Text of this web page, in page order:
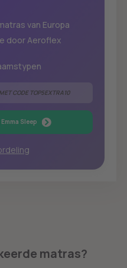
van Europa
door Aeroflex
CODE TOP5EXTRA10
Sleep
matras?